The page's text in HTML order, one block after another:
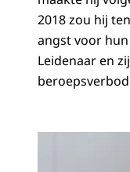
2018 zou hij
angst voor
Leidenaar en